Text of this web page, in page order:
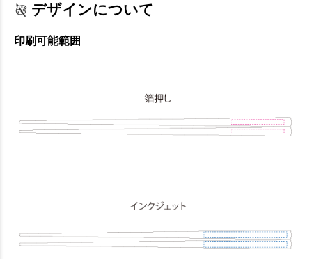
デザインについて
印刷可能範囲